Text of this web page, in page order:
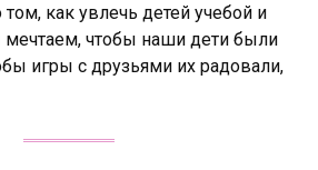
как увлечь детей учебой и
чтобы наши дети были
игры с друзьями их радовали,